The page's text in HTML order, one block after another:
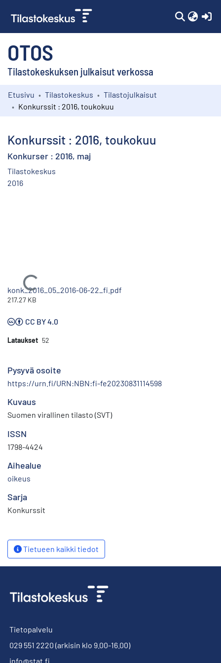
OTOS
Tilastokeskuksen julkaisut verkossa
Kokoelmat
Etusivu Tilastokeskus
Tilastojulkaisut
Konkurssit : 2016, toukokuu
Konkurssit : 2016, toukokuu
Konkurser : 2016, maj
Tilastokeskus
2016
Ladataan...
konk_2016_05_2016-06-22_fi.pdf
217.27 KB
CC BY 4.0
Lataukset 52
Pysyvä osoite
https://urn.fi/URN:NBN:fi-fe20230831114598
Kuvaus
Suomen virallinen tilasto (SVT)
ISSN
1798-4424
Aihealue
oikeus
Sarja
Konkurssit
Tietueen kaikki tiedot
Tietopalvelu
029 551 2220 (arkisin klo 9.00-16.00)
info@stat.fi